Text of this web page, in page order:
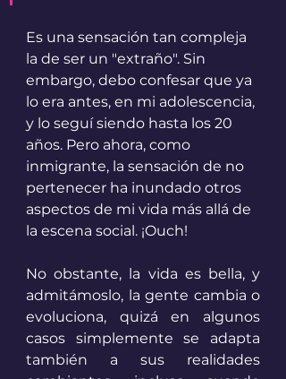
Es una sensación tan compleja
la de ser un "extraño". Sin
embargo, debo confesar que ya
lo era antes, en mi adolescencia,
y lo seguí siendo hasta los 20
años. Pero ahora, como
inmigrante, la sensación de no
pertenecer ha inundado otros
aspectos de mi vida más allá de
la escena social. ¡Ouch!
No obstante, la vida es bella, y
admitámoslo, la gente cambia o
evoluciona, quizá en algunos
casos simplemente se adapta
también a sus realidades